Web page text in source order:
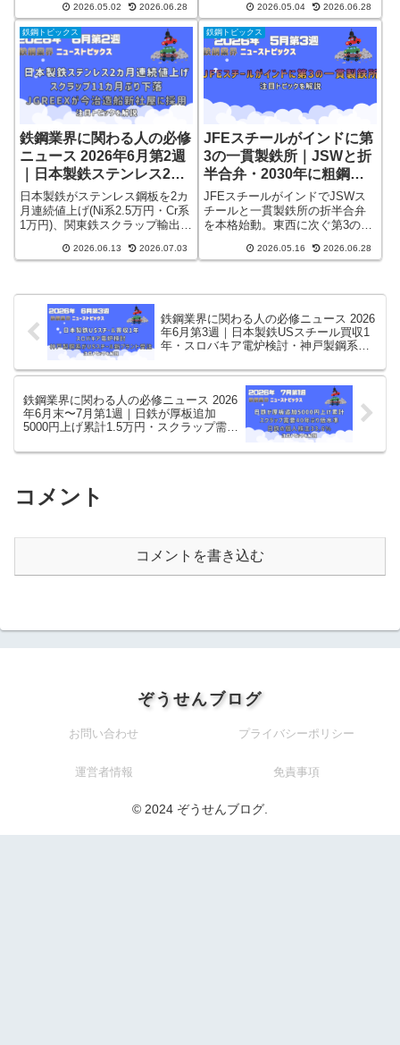
決着で、業界・国際政治の両面
で歴史的な意味を持ちます。
「日本製鉄がアメリカの会社を2
兆円で買った」──ニュースで何
度も流れたあのディールを解説
します。
2026.05.02 2026.06.28
年5月時点の最新情報をまとめま
した。
2026.05.04 2026.06.28
鉄鋼トピックス
鉄鋼業界に関わる人の必修
ニュース 2026年6月第2週
｜日本製鉄ステンレス2カ
月連続値上げ・スクラップ
11カ月ぶり下落・JGreeX
が今治造船新社屋に採用
──これだけ押さえれば情
報通
日本製鉄がステンレス鋼板を2カ
月連続値上げ(Ni系2.5万円・Cr系
1万円)、関東鉄スクラップ輸出入
の高値圏、JFEのグリーン鋼材
JSWの高炉改修完了まで、鉄鋼
業界人の必修ニュースを出典明
示で凝縮。
2026.06.13 2026.07.03
鉄鋼トピックス
JFEスチールがインドに第
3の一貫製鉄所｜JSWと折
半合弁・2030年に粗鋼
1000万トンへ
JFEスチールがインドでJSWス
チールと一貫製鉄所の折半合弁
を本格始動。東西に次ぐ第3の製
力を約2.2倍の年1000万トンへ。
対比まで出典明示で解説。
2026.05.16 2026.06.28
鉄鋼業界に関わる人の必修ニュース 2026
年6月第3週｜日本製鉄USスチール買収1
年・スロバキア電炉検討・神戸製鋼系が
レスAD仮決定──これだけ押さえれば情
鉄鋼業界に関わる人の必修ニュース 2026
年6月末〜7月第1週｜日鉄が厚板追加
5000円上げ累計1.5万円・スクラップ需要
33.6%──これだけ押さえれば情報通
コメント
コメントを書き込む
ぞうせんブログ
お問い合わせ プライバシーポリシー
運営者情報 免責事項
© 2024 ぞうせんブログ.